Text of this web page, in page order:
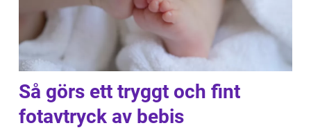
Så görs ett tryggt och fint
fotavtryck av bebis